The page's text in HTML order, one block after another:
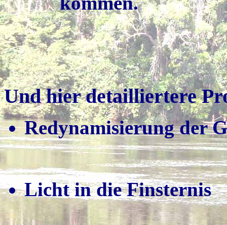
Und hier detailliertere
Redynamisierung der
Licht in die Finsternis